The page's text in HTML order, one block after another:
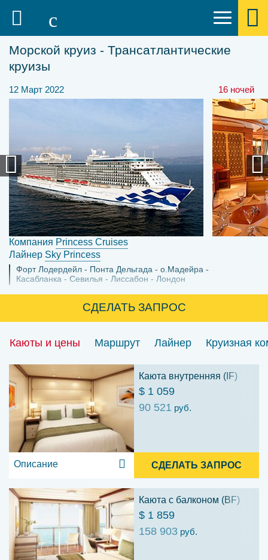
Морской круиз - Трансатлантические
круизы
12 Март 2022 16 ночей
Компания Princess Cruises
Лайнер Sky Princess
Форт Лодердейл Понта Дельгада
о.Мадейра
Касабланка
Севилья Лиссабон Лондон
СДЕЛАТЬ ЗАПРОС
Каюты и цены Маршрут Лайнер Круизная
Каюта внутренняя (IF)
$ 1 059
90 521 руб.
Описание СДЕЛАТЬ ЗАПРОС
Каюта с балконом (BF)
$ 1 859
158 903 руб.